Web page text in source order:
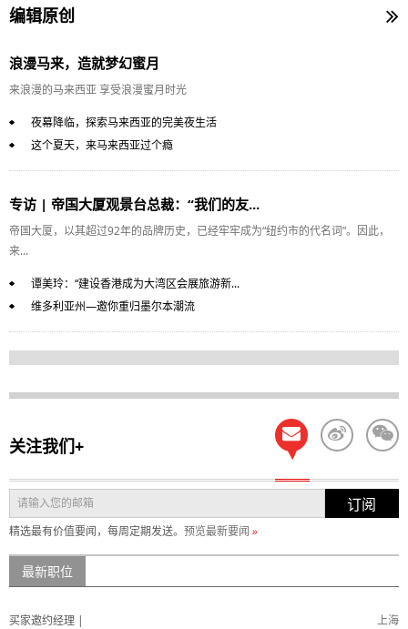
编辑原创
浪漫马来，造就梦幻蜜月
来浪漫的马来西亚 享受浪漫蜜月时光
夜幕降临，探索马来西亚的完美夜生活
这个夏天，来马来西亚过个瘾
专访 | 帝国大厦观景台总裁：“我们的友...
帝国大厦，以其超过92年的品牌历史，已经牢牢成为“纽约市的代名词”。因此，
来...
谭美玲：“建设香港成为大湾区会展旅游新...
维多利亚州—邀你重归墨尔本潮流
关注我们+
订阅
精选最有价值要闻，每周定期发送。 预览最新要闻 »
最新职位
上海
买家邀约经理 |